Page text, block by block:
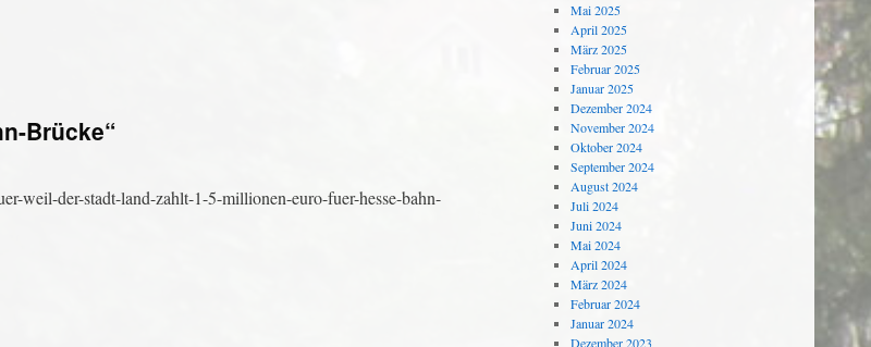
Brücke“
weil-der-stadt-land-zahlt-1-5-millionen-euro-fuer-hesse-bahn-
Mai 2025
April 2025
März 2025
Februar 2025
Januar 2025
Dezember 2024
November 2024
Oktober 2024
September 2024
August 2024
Juli 2024
Juni 2024
Mai 2024
April 2024
März 2024
Februar 2024
Januar 2024
Dezember 2023